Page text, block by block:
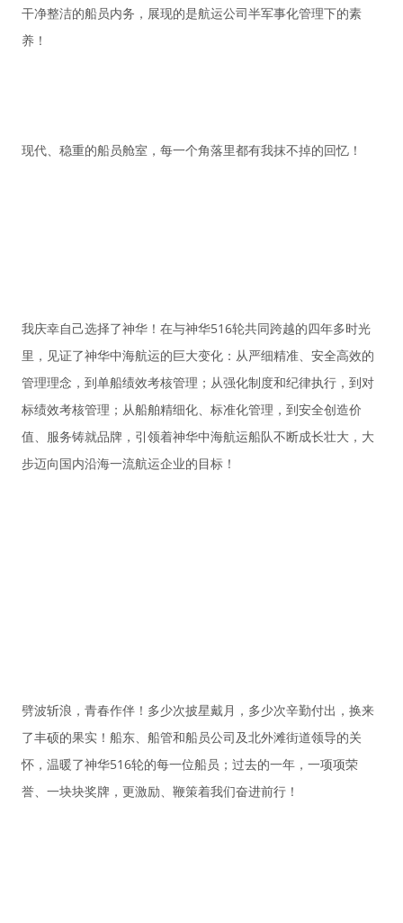
干净整洁的船员内务，展现的是航运公司半军事化管理下的素
养！
现代、稳重的船员舱室，每一个角落里都有我抹不掉的回忆！
我庆幸自己选择了神华！在与神华516轮共同跨越的四年多时光
里，见证了神华中海航运的巨大变化：从严细精准、安全高效的
管理理念，到单船绩效考核管理；从强化制度和纪律执行，到对
标绩效考核管理；从船舶精细化、标准化管理，到安全创造价
值、服务铸就品牌，引领着神华中海航运船队不断成长壮大，大
步迈向国内沿海一流航运企业的目标！
劈波斩浪，青春作伴！多少次披星戴月，多少次辛勤付出，换来
了丰硕的果实！船东、船管和船员公司及北外滩街道领导的关
怀，温暖了神华516轮的每一位船员；过去的一年，一项项荣
誉、一块块奖牌，更激励、鞭策着我们奋进前行！